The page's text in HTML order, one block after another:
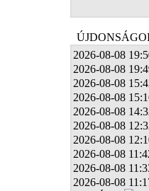
2026-08-08
2026-08-08
2026-08-08
2026-08-08
2026-08-08
2026-08-08
2026-08-08
2026-08-08
2026-08-08
2026-08-08